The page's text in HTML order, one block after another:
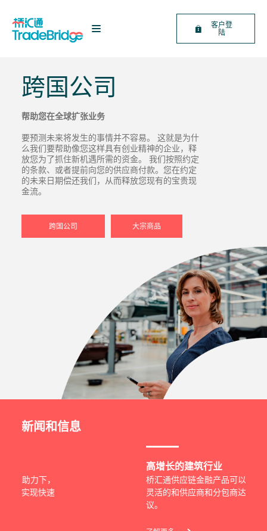
客户登
陆
跨国公司
帮助您在全球扩张业务
要预测未来将发生的事情并不容易。
这就是为什
么我们要帮助像您这样具有创业精神的企业， 释
放您为了抓住新机遇所需的资金。
我们按照约定
的条款、或者提前向您的供应商付款。您在约定
的未来日期偿还我们，从而释放您现有的宝贵现
金流。
跨国公司 大宗商品
新闻和信息
桥汇通供应链金融产品可以帮助您更
灵活的和供应商和分包商达成商业协